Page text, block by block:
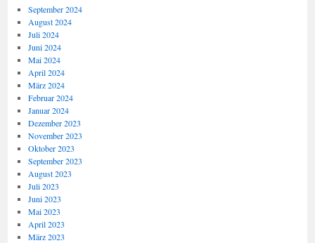
September 2024
August 2024
Juli 2024
Juni 2024
Mai 2024
April 2024
März 2024
Februar 2024
Januar 2024
Dezember 2023
November 2023
Oktober 2023
September 2023
August 2023
Juli 2023
Juni 2023
Mai 2023
April 2023
März 2023